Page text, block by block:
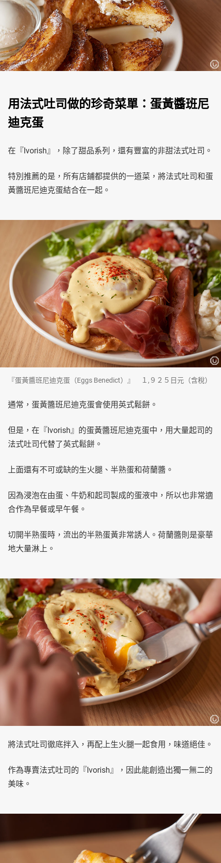
用法式吐司做的珍奇菜單：蛋黃醬班尼
迪克蛋
在『Ivorish』，除了甜品系列，還有豐富的非甜法式吐司。
特別推薦的是，所有店鋪都提供的一道菜，將法式吐司和蛋
黃醬班尼迪克蛋結合在一起。
『蛋黃醬班尼迪克蛋（Eggs Benedict）』 １,９２５日元（含稅）
通常，蛋黃醬班尼迪克蛋會使用英式鬆餅。
但是，在『Ivorish』的蛋黃醬班尼迪克蛋中，用大量起司的
法式吐司代替了英式鬆餅。
上面還有不可或缺的生火腿、半熟蛋和荷蘭醬。
因為浸泡在由蛋、牛奶和起司製成的蛋液中，所以也非常適
合作為早餐或早午餐。
切開半熟蛋時，流出的半熟蛋黃非常誘人。荷蘭醬則是豪華
地大量淋上。
將法式吐司徹底拌入，再配上生火腿一起食用，味道絕佳。
作為專賣法式吐司的『Ivorish』，因此能創造出獨一無二的
美味。